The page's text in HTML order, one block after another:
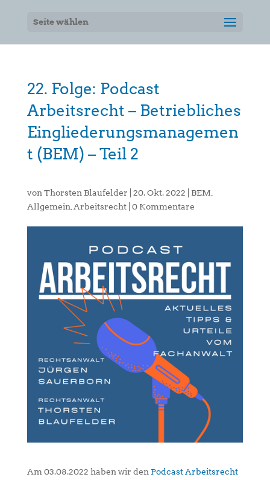
Seite wählen
22. Folge: Podcast
Arbeitsrecht – Betriebliches
Eingliederungsmanagemen
t (BEM) – Teil 2
von Thorsten Blaufelder 20. Okt. 2022 BEM
Allgemein Arbeitsrecht| 0 Kommentare
Am 03.08.2022 haben wir den Podcast Arbeitsrecht